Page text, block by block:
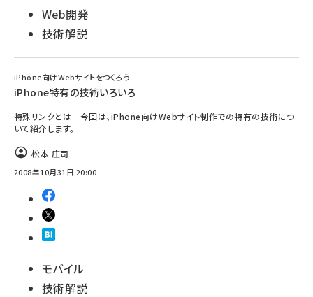
Web開発
技術解説
iPhone向けWebサイトをつくろう
iPhone特有の技術いろいろ
特殊リンクとは 今回は、iPhone向けWebサイト制作での特有の技術につ
いて紹介します。
松本 庄司
2008年10月31日 20:00
モバイル
技術解説